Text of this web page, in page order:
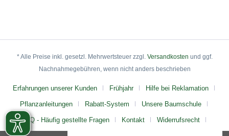
* Alle Preise inkl. gesetzl. Mehrwertsteuer zzgl. Versandkosten und ggf.
Nachnahmegebühren, wenn nicht anders beschrieben
Erfahrungen unserer Kunden Frühjahr Hilfe bei Reklamation
Pflanzanleitungen Rabatt-System Unsere Baumschule
FAQ - Häufig gestellte Fragen Kontakt Widerrufsrecht